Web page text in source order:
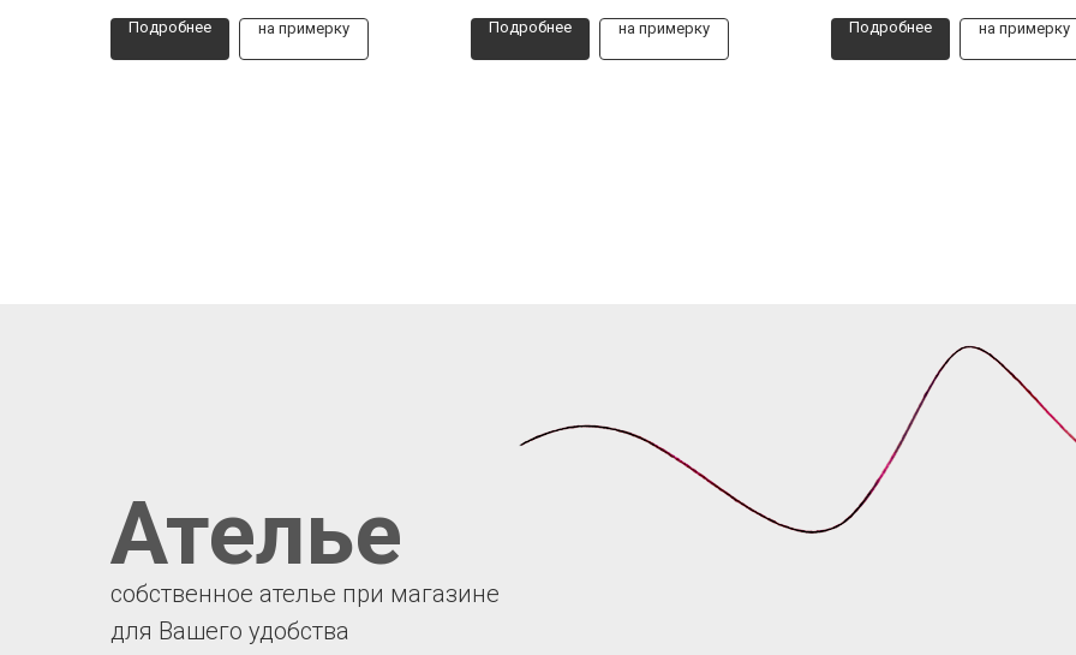
Подробнее на примерку Подробнее на примерку Подробнее на примерку
Ателье
собственное ателье при магазине
для Вашего удобства